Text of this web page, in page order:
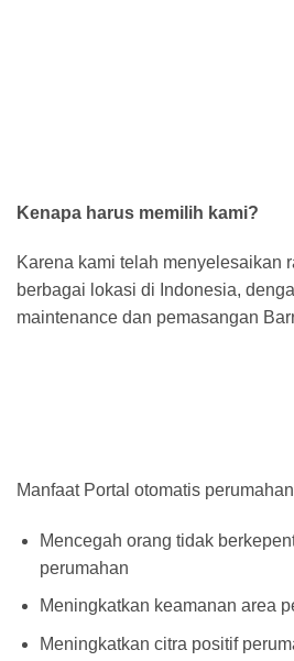
Kenapa harus memilih kami?
Karena kami telah menyelesaikan
berbagai lokasi di Indonesia,
maintenance dan pemasangan
Manfaat Portal otomatis
Mencegah orang tidak
perumahan
Meningkatkan keamanan area
Meningkatkan citra positif